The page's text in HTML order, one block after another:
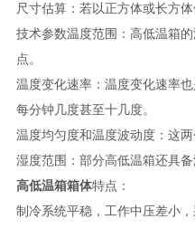
尺寸估算：若以正方体或长方
技术参数温度范围：高低温箱
点。
温度变化速率：温度变化速率
每分钟几度甚至十几度。
温度均匀度和温度波动度：这
湿度范围：部分高低温箱还具
高低温箱箱体特点：
制冷系统平稳，工作中压差小